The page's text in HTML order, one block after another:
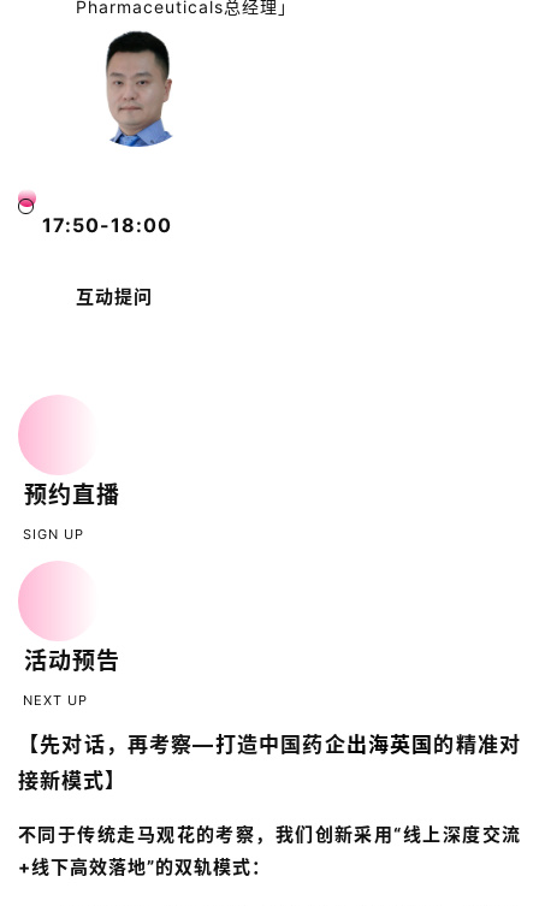
Pharmaceuticals总经理」
17:50-18:00
互动提问
预约直播
SIGN UP
活动预告
NEXT UP
【先对话，再考察—打造中国药企出海英国 的精准对
接新模式】
不同于传统走马观花的考察，我们创新采用“线上深度交流
+线下高效落地”的双轨模式：